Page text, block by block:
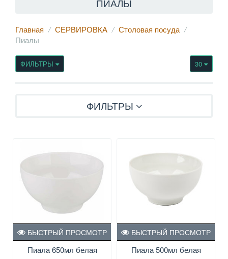
Главная СЕРВИРОВКА
Столовая посуда
Пиалы
ФИЛЬТРЫ 30
ФИЛЬТРЫ
Пиала 650мл белая
БЫСТРЫЙ ПРОСМОТР
Пиала 500мл белая
БЫСТРЫЙ ПРОСМОТР